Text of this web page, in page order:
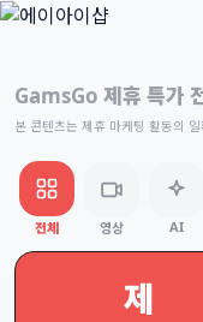
GamsGo 제휴 특가
본 콘텐츠는 제휴 마케팅 활동의
전체 영상 AI
제